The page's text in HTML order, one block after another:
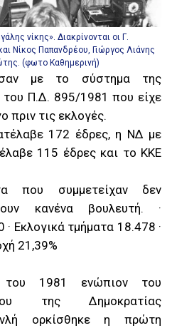
νίκης». Διακρίνονται οι Γ.
Νίκος Παπανδρέου, Γιώργος Λιάνης
(φωτο Καθημερινή)
με το σύστημα της
του Π.Δ. 895/1981 που είχε
πριν τις εκλογές.
172 έδρες, η ΝΔ με
115 έδρες και το ΚΚΕ
που συμμετείχαν δεν
κανένα βουλευτή. ·
Εκλογικά τμήματα 18.478 ·
21,39%
1981 ενώπιον του
της Δημοκρατίας
ορκίσθηκε η πρώτη